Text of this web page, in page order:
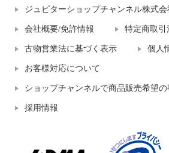
ジュピターショップチャンネル株式
会社概要/免許情報 特定商取引
古物営業法に基づく表示 個人
お客様対応について
ショップチャンネルで商品販売希望の
採用情報